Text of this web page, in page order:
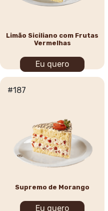
Limão Siciliano com Frutas
Vermelhas
Eu quero
#187
Supremo de Morango
Eu quero